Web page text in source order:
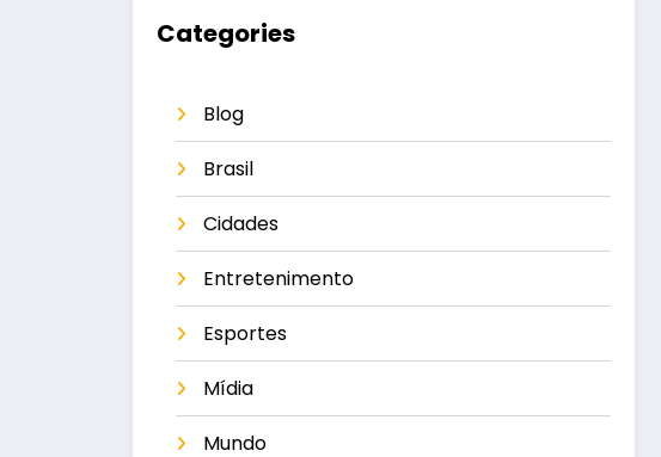
Categories
Blog
Brasil
Cidades
Entretenimento
Esportes
Mídia
Mundo